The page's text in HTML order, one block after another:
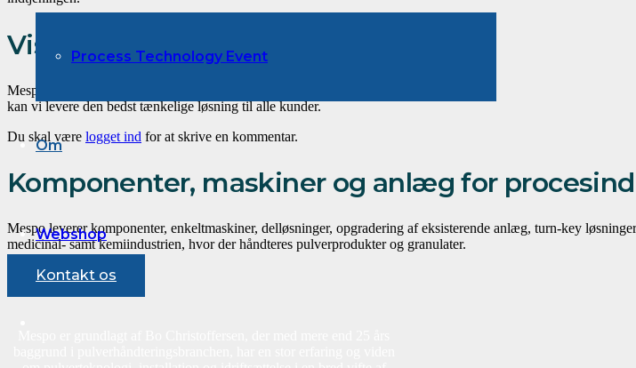
Process Technology Event
Om
Webshop
Vision
Mespo’s v
kan vi levere den bedst tænkelige løsning til alle kunder.
Du skal være logget ind for at skrive en kommentar.
Komponenter, maskiner og anlæg for
Mespo leverer komponenter, enkeltmaskiner, delløsninger, opgradering af eksisterende anlæg, turn-key
medicinal- samt kemiindustrien, hvor der håndteres pulverprodukter og granulater.
Kontakt os